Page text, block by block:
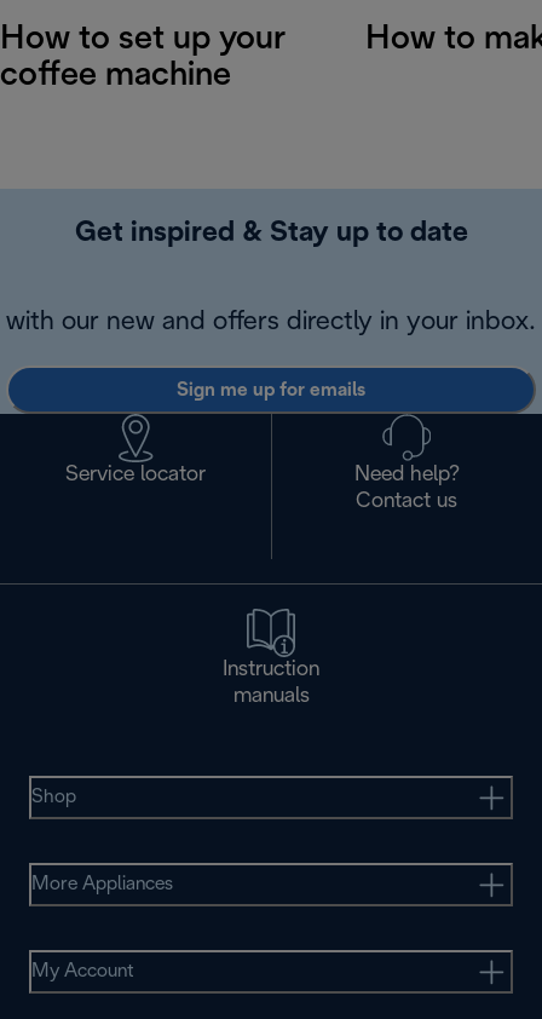
How to set up your
coffee machine
How to
Get inspired & Stay up to date
with our new and offers directly in your inbox.
Sign me up for emails
Service locator
Need help?
Contact us
Instruction
manuals
Shop
More Appliances
My Account